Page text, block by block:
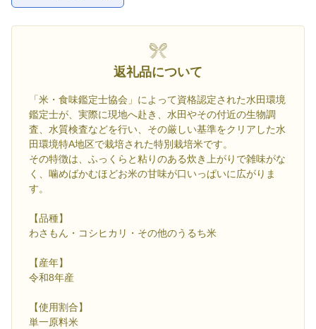
返礼品について
「米・食味鑑定士協会」によって資格認定された水田環境
鑑定士が、実際に現地へ赴き、水田やその付近の生物調
査、水質検査などを行い、その厳しい基準をクリアした水
田環境特A地区で栽培された特別栽培米です。
その特徴は、ふっくらと粘りのある炊き上がりで雑味がな
く、噛めばかむほどお米の甘味が口いっぱいに広がりま
す。
【品種】
わさもん・コシヒカリ・その他のうるち米
【産年】
令和8年産
【使用割合】
単一原料米